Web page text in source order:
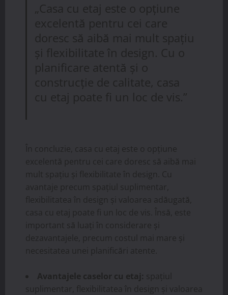
„Casa cu etaj este o opțiune
excelentă pentru cei care
doresc să aibă mai mult spațiu
și flexibilitate în design. Cu o
planificare atentă și o
construcție de calitate, casa
cu etaj poate fi un loc de vis.”
În concluzie, casa cu etaj este o opțiune
excelentă pentru cei care doresc să aibă mai
mult spațiu și flexibilitate în design. Cu
avantaje precum spațiul suplimentar,
flexibilitatea în design și valoarea adăugată,
casa cu etaj poate fi un loc de vis. Însă, este
important să luați în considerare și
dezavantajele, precum costul mai mare și
necesitatea unei planificări atente.
Avantajele caselor cu etaj: spațiul
suplimentar, flexibilitatea în design și valoarea